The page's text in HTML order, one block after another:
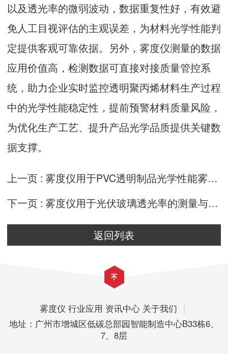
以及透光率的微弱波动，数据重复性好，有效避
免人工目视评估的主观误差，为材料光学性能判
定提供客观可靠依据。另外，雾度仪测量的数据
应用价值高，检测数据可直接对接质量管控系
统，助力企业实时监控透明聚丙烯材料生产过程
中的光学性能稳定性，提前预警材料质量风险，
为优化生产工艺、提升产品光学品质提供关键数
据支撑。
上一页 : 雾度仪用于PVC透明制品光学性能雾度和透光率检测
下一页 : 雾度仪用于光伏玻璃透光率的测量与分析
返回列表
雾度仪 行业应用 资讯中心 关于我们
|
地址：广州市增城区低碳总部园智能制造中心B33栋6、
7、8层